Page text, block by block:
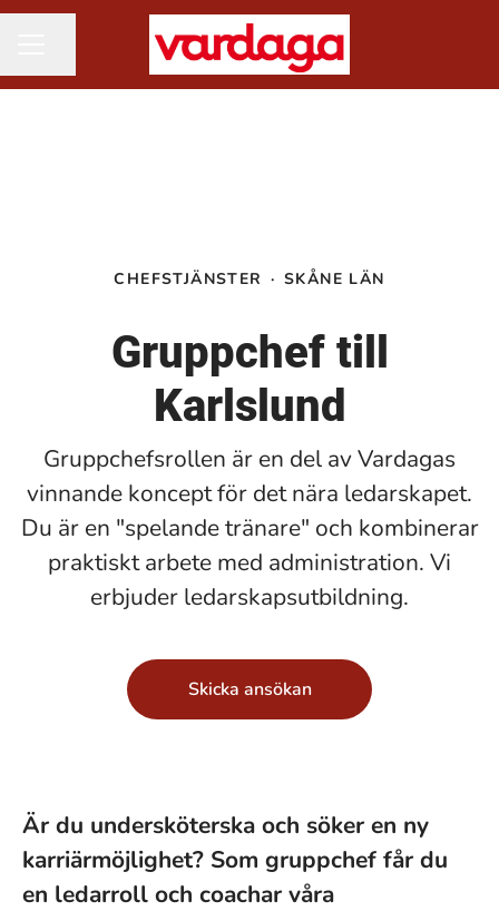
CHEFSTJÄNSTER · SKÅNE LÄN
Gruppchef till
Karlslund
Gruppchefsrollen är en del av Vardagas
vinnande koncept för det nära ledarskapet.
Du är en "spelande tränare" och kombinerar
praktiskt arbete med administration. Vi
erbjuder ledarskapsutbildning.
Skicka ansökan
Är du undersköterska och söker en ny
karriärmöjlighet? Som gruppchef får du
en ledarroll och coachar våra